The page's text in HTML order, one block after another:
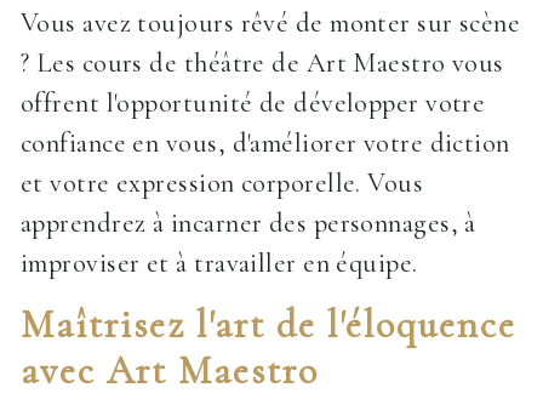
Vous avez toujours rêvé de monter sur scène
? Les cours de théâtre de Art Maestro vous
offrent l'opportunité de développer votre
confiance en vous, d'améliorer votre diction
et votre expression corporelle. Vous
apprendrez à incarner des personnages, à
improviser et à travailler en équipe.
Maîtrisez l'art de l'éloquence
avec Art Maestro